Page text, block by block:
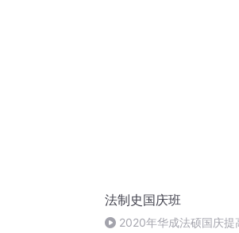
法制史国庆班
2020年华成法硕国庆提